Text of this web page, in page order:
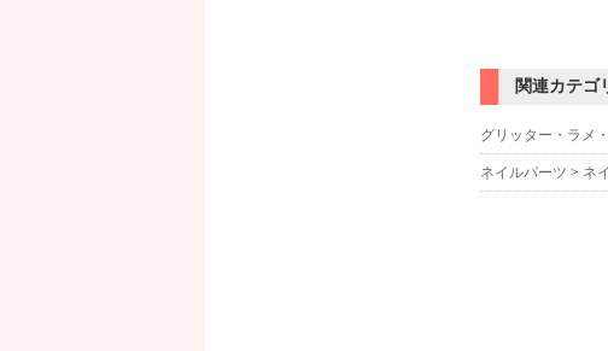
関連カテゴ
グリッター・ラメ
ネイルパーツ > ネ